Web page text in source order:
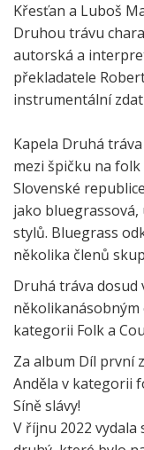
Křesťan a Luboš
Druhou trávu
autorská a
překladatele
instrumentální
Kapela Druhá
mezi špičku na folk
Slovenské
jako bluegrassová,
stylů. Bluegrass
několika členů
Druhá tráva dosud
několikanásobným
kategorii Folk a
Za album Díl první
Anděla v kategorii
Síně slávy!
V říjnu 2022